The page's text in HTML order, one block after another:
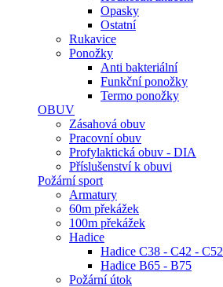
Opasky
Ostatní
Rukavice
Ponožky
Anti bakteriální
Funkční ponožky
Termo ponožky
OBUV
Zásahová obuv
Pracovní obuv
Profylaktická obuv - DIA
Příslušenství k obuvi
Požární sport
Armatury
60m překážek
100m překážek
Hadice
Hadice C38 - C42 - C52
Hadice B65 - B75
Požární útok